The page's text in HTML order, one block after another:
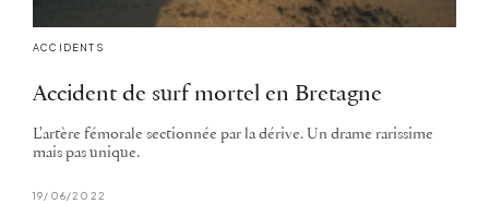
ACCIDENTS
Accident de surf mortel en Bretagne
L'artère fémorale sectionnée par la dérive. Un drame rarissime
mais pas unique.
19/06/2022